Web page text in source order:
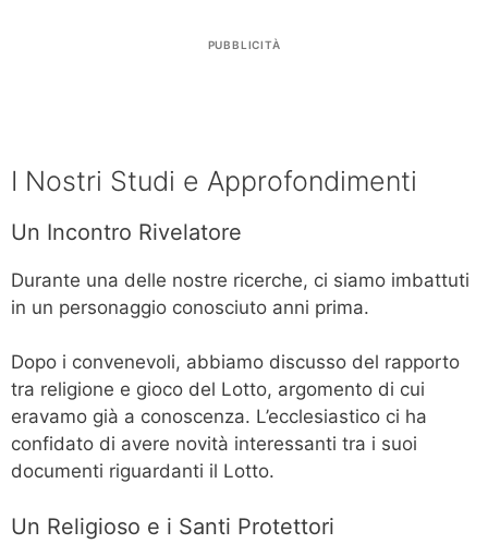
PUBBLICITÀ
I Nostri Studi e Approfondimenti
Un Incontro Rivelatore
Durante una delle nostre ricerche, ci siamo imbattuti
in un personaggio conosciuto anni prima.
Dopo i convenevoli, abbiamo discusso del rapporto
tra religione e gioco del Lotto, argomento di cui
eravamo già a conoscenza. L’ecclesiastico ci ha
confidato di avere novità interessanti tra i suoi
documenti riguardanti il Lotto.
Un Religioso e i Santi Protettori